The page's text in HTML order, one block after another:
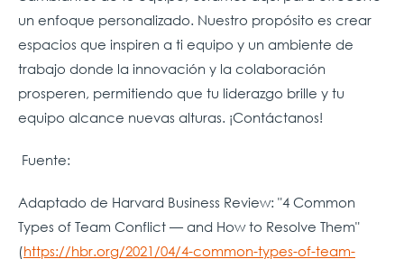
un enfoque personalizado. Nuestro propósito es crear
espacios que inspiren a ti equipo y un ambiente de
trabajo donde la innovación y la colaboración
prosperen, permitiendo que tu liderazgo brille y tu
equipo alcance nuevas alturas. ¡Contáctanos!
Fuente:
Adaptado de Harvard Business Review: "4 Common
Types of Team Conflict — and How to Resolve Them"
(https://hbr.org/2021/04/4-common-types-of-team-